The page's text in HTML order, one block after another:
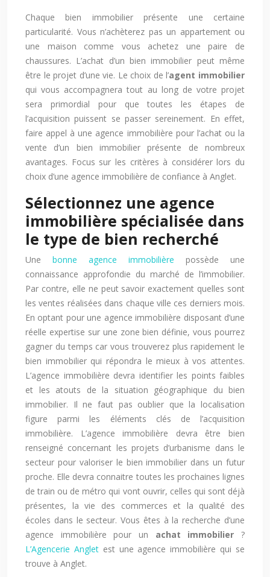
Chaque bien immobilier présente une certaine
particularité. Vous n’achèterez pas un appartement ou
une maison comme vous achetez une paire de
chaussures. L’achat d’un bien immobilier peut même
être le projet d’une vie. Le choix de l’agent immobilier
qui vous accompagnera tout au long de votre projet
sera primordial pour que toutes les étapes de
l’acquisition puissent se passer sereinement. En effet,
faire appel à une agence immobilière pour l’achat ou la
vente d’un bien immobilier présente de nombreux
avantages. Focus sur les critères à considérer lors du
choix d’une agence immobilière de confiance à Anglet.
Sélectionnez une agence
immobilière spécialisée dans
le type de bien recherché
Une bonne agence immobilière possède une
connaissance approfondie du marché de l’immobilier.
Par contre, elle ne peut savoir exactement quelles sont
les ventes réalisées dans chaque ville ces derniers mois.
En optant pour une agence immobilière disposant d’une
réelle expertise sur une zone bien définie, vous pourrez
gagner du temps car vous trouverez plus rapidement le
bien immobilier qui répondra le mieux à vos attentes.
L’agence immobilière devra identifier les points faibles
et les atouts de la situation géographique du bien
immobilier. Il ne faut pas oublier que la localisation
figure parmi les éléments clés de l’acquisition
immobilière. L’agence immobilière devra être bien
renseigné concernant les projets d’urbanisme dans le
secteur pour valoriser le bien immobilier dans un futur
proche. Elle devra connaitre toutes les prochaines lignes
de train ou de métro qui vont ouvrir, celles qui sont déjà
présentes, la vie des commerces et la qualité des
écoles dans le secteur. Vous êtes à la recherche d’une
agence immobilière pour un achat immobilier ?
L’Agencerie Angletest une agence immobilière qui se
trouve à Anglet.